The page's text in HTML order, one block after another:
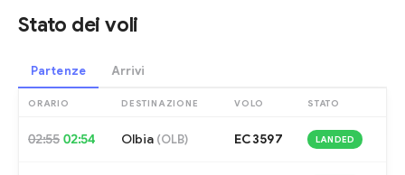
Stato dei voli
Partenze Arrivi
ORARIO DESTINAZIONE VOLO STATO
02:55 02:54 Olbia (OLB) EC3597 LANDED